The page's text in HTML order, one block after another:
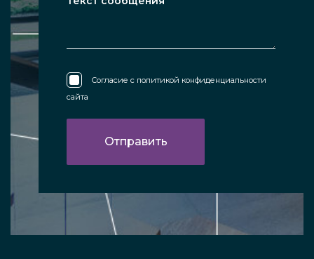
Согласие с политикой конфиденциальности
сайта